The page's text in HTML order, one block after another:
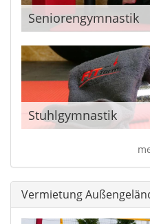
Seniorengymnastik
Stuhlgymnastik
Vermietung